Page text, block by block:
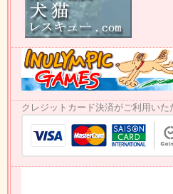
クレジットカード決済がご利用いた